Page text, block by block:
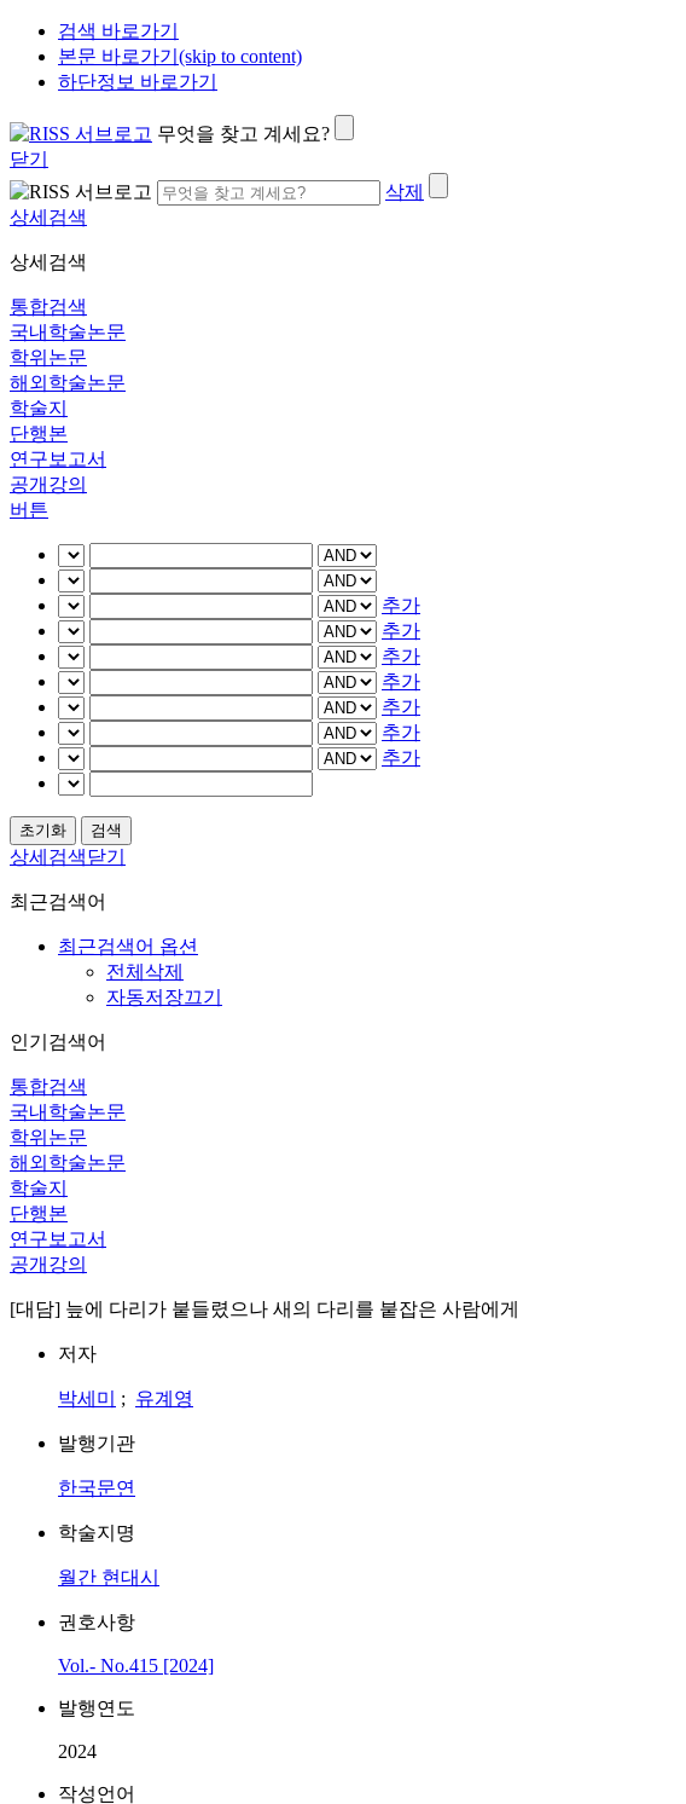
검색 바로가기
본문 바로가기(skip to content)
하단정보 바로가기
무엇을 찾고 계세요?
닫기
삭제
상세검색
상세검색
통합검색
국내학술논문
학위논문
해외학술논문
학술지
단행본
연구보고서
공개강의
버튼
추가
추가
추가
추가
추가
추가
추가
상세검색닫기
최근검색어
최근검색어 옵션
전체삭제
자동저장끄기
인기검색어
통합검색
국내학술논문
학위논문
해외학술논문
학술지
단행본
연구보고서
공개강의
[대담] 늪에 다리가 붙들렸으나 새의 다리를 붙잡은 사람에게
저자
박세미 ; 유계영
발행기관
한국문연
학술지명
월간 현대시
권호사항
Vol.- No.415 [2024]
발행연도
2024
작성언어